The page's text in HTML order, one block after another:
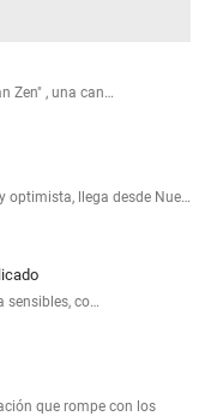
Zen" , una can…
optimista, llega desde Nue…
sensibles, co…
que rompe con los